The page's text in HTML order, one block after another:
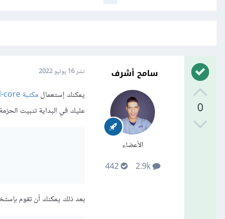
0
سامح أشرف
الأعضاء
2.9k
442
نشر16 يوليو 2022
يمكنك إستعمالمكتبة ytdl-core
عليك في البداية تثبيت
بعد ذلك يمكنك أن تقوم